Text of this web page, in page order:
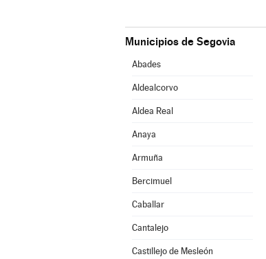
Municipios de Segovia
Abades
Aldealcorvo
Aldea Real
Anaya
Armuña
Bercimuel
Caballar
Cantalejo
Castillejo de Mesleón